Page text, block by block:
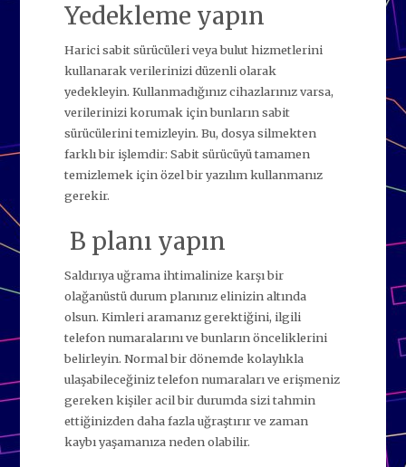
Yedekleme yapın
Harici sabit sürücüleri veya bulut hizmetlerini
kullanarak verilerinizi düzenli olarak
yedekleyin. Kullanmadığınız cihazlarınız varsa,
verilerinizi korumak için bunların sabit
sürücülerini temizleyin. Bu, dosya silmekten
farklı bir işlemdir: Sabit sürücüyü tamamen
temizlemek için özel bir yazılım kullanmanız
gerekir.
B planı yapın
Saldırıya uğrama ihtimalinize karşı bir
olağanüstü durum planınız elinizin altında
olsun. Kimleri aramanız gerektiğini, ilgili
telefon numaralarını ve bunların önceliklerini
belirleyin. Normal bir dönemde kolaylıkla
ulaşabileceğiniz telefon numaraları ve erişmeniz
gereken kişiler acil bir durumda sizi tahmin
ettiğinizden daha fazla uğraştırır ve zaman
kaybı yaşamanıza neden olabilir.